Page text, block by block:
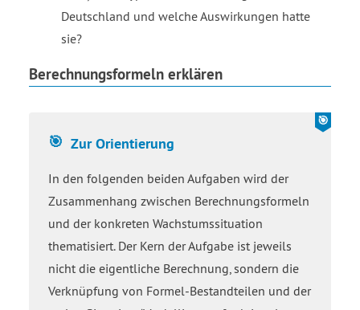
Deutschland und welche Auswirkungen hatte
sie?
Berechnungsformeln erklären
Zur Orientierung
In den folgenden beiden Aufgaben wird der
Zusammenhang zwischen Berechnungsformeln
und der konkreten Wachstumssituation
thematisiert. Der Kern der Aufgabe ist jeweils
nicht die eigentliche Berechnung, sondern die
Verknüpfung von Formel-Bestandteilen und der